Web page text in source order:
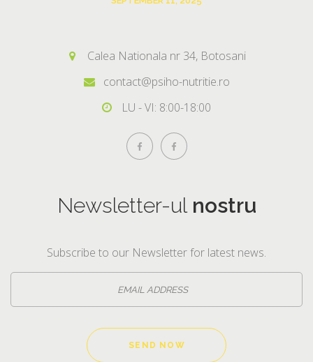
Calea Nationala nr 34, Botosani
contact@psiho-nutritie.ro
LU - VI: 8:00-18:00
Newsletter-ul nostru
Subscribe to our Newsletter for latest news.